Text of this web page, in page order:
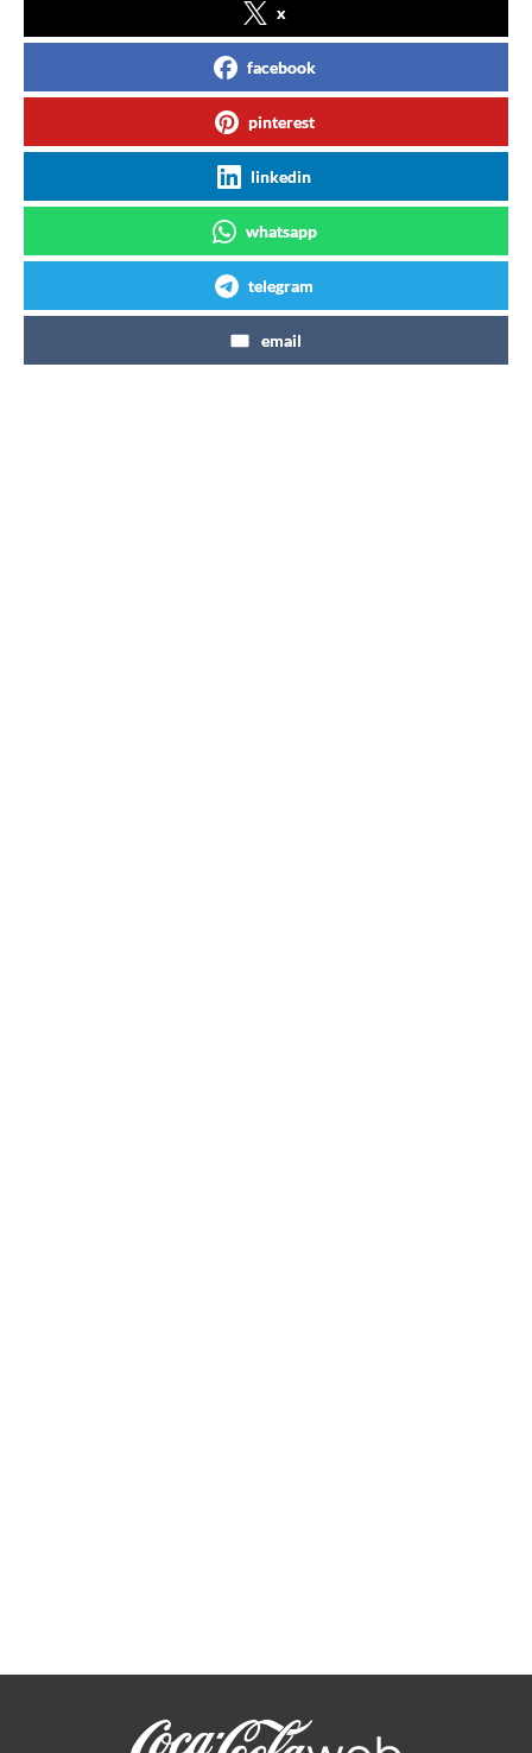
x
facebook
pinterest
linkedin
whatsapp
telegram
email